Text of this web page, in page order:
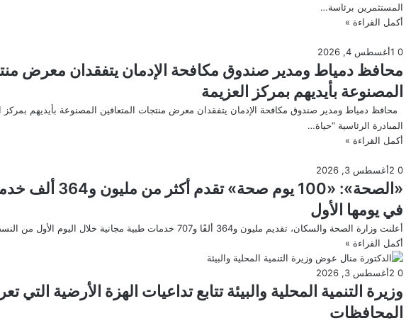
المستثمرين برئاسة…
أكمل القراءة »
أغسطس 4, 2026 0
1
محافظ دمياط ومدير صندوق مكافحة الإدمان يتفقدان معرض
المصنوعة بأيديهم بمركز العزيمة
محافظ دمياط ومدير صندوق مكافحة الإدمان يتفقدان معرض منتجات المتعافين المصنوعة بأيديهم بمركز
المبادرة الرئاسية “حياة…
أكمل القراءة »
أغسطس 3, 2026 0
2
«الصحة»: «100 يوم صحة»
في يومها الأول
أعلنت وزارة الصحة والسكان، تقديم مليون و364 ألفًا و707 خدمات طبية مجانية خلال اليوم الأول من النسخة الرابعة لحملة «100…
أكمل القراءة »
أغسطس 3, 2026 0
2
وزيرة التنمية المحلية والبيئة تتابع تداعيات الهزة الأرضية التي
المحافظات